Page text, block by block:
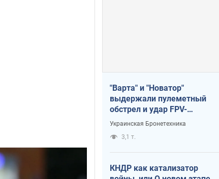
"Варта" и "Новатор"
выдержали пулеметный
обстрел и удар FPV-
дрона, сохранив жизнь
Украинская Бронетехника
3,1 т.
КНДР как катализатор